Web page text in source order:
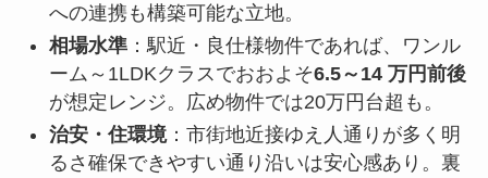
への連携も構築可能な立地。
相場水準：駅近・良仕様物件であれば、ワンル
ーム～1LDKクラスでおおよそ6.5～14 万円前後
が想定レンジ。広め物件では20万円台超も。
治安・住環境：市街地近接ゆえ人通りが多く明
るさ確保できやすい通り沿いは安心感あり。裏